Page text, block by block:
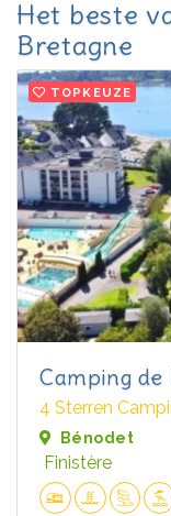
Het beste
Bretagne
TOPKEUZE
Camping
4 Sterren
Bénodet
Finistère